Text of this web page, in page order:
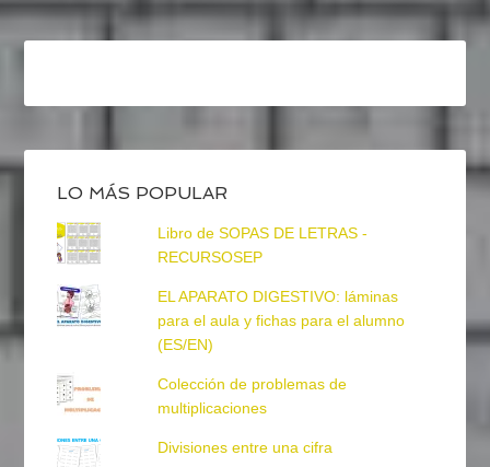
LO MÁS POPULAR
Libro de SOPAS DE LETRAS -
RECURSOSEP
EL APARATO DIGESTIVO: láminas
para el aula y fichas para el alumno
(ES/EN)
Colección de problemas de
multiplicaciones
Divisiones entre una cifra